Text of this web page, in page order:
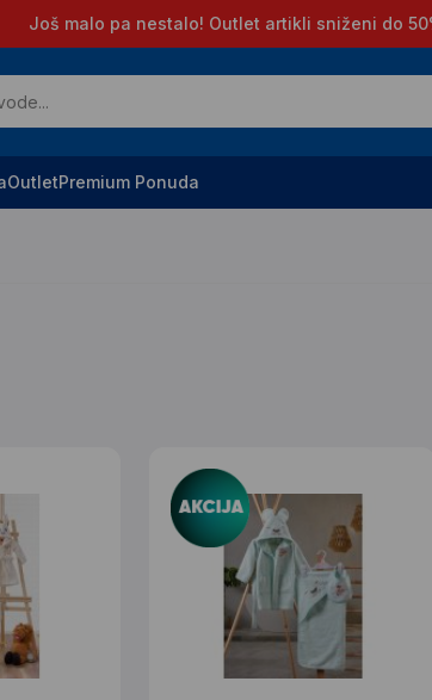
Još malo pa nestalo! Outlet artikli sniženi do
OutletPremium Ponuda